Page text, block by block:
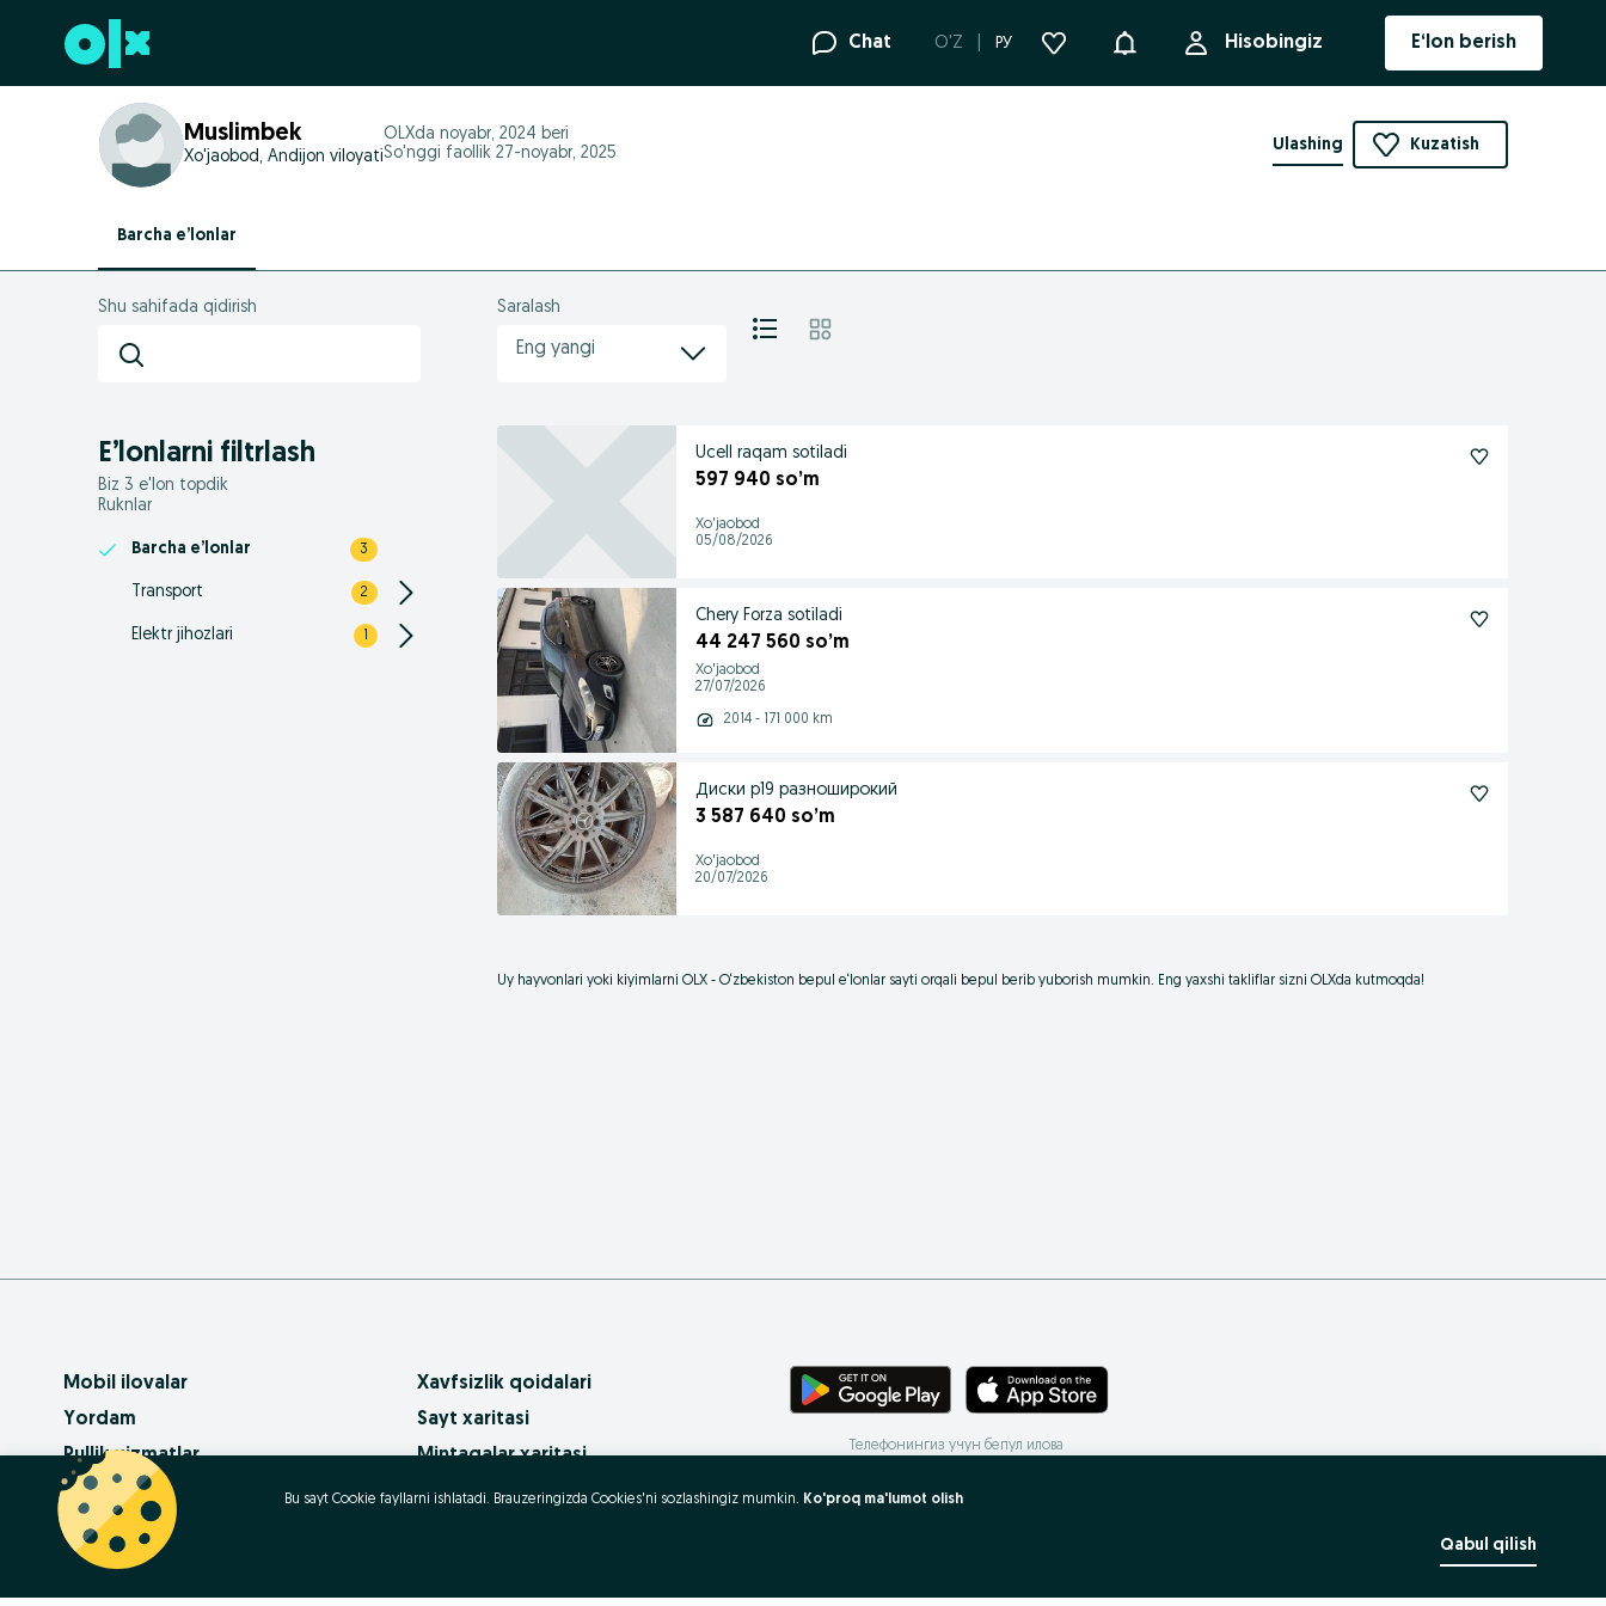
Futerga oʻtish Chat O'Z РУ Bildirishnoma Hisobingiz E‘lon berish
Muslimbek
Xo'jaobod, Andijon viloyati
OLXda noyabr, 2024 beri
So'nggi faollik 27-noyabr, 2025
Kuzatish
Ulashing
Barcha e’lonlar
Shu sahifada qidirish
E’lonlarni filtrlash
Biz 3 e'lon topdik
Ruknlar
Barcha e’lonlar 3
Transport 2
Elektr jihozlari 1
Saralash
Eng yangi
Ucell raqam sotiladi
597 940 so’m
Xo'jaobod
05/08/2026
Chery Forza sotiladi
44 247 560 so’m
Xo'jaobod
27/07/2026
2014 - 171 000 km
Диски р19 разноширокий
3 587 640 so’m
Xo'jaobod
20/07/2026
Uy hayvonlari yoki kiyimlarni OLX - O‘zbekiston bepul e‘lonlar sayti orqali bepul berib yuborish mumkin. Eng yaxshi takliflar sizni OLXda kutmoqda!
Mobil ilovalar
Yordam
Pullik xizmatlar
OLX da biznes
Foydalanish shartlari
Maxfiylik siyosati
Xavfsizlik qoidalari
Sayt xaritasi
Mintaqalar xaritasi
Biznes-sahifa xaritasi
Qanday sotib olish va sotish?
Телефонингиз учун бепул илова
Bu sayt Cookie fayllarni ishlatadi. Brauzeringizda Cookies'ni sozlashingiz mumkin. Ko'proq ma'lumot olish
Qabul qilish